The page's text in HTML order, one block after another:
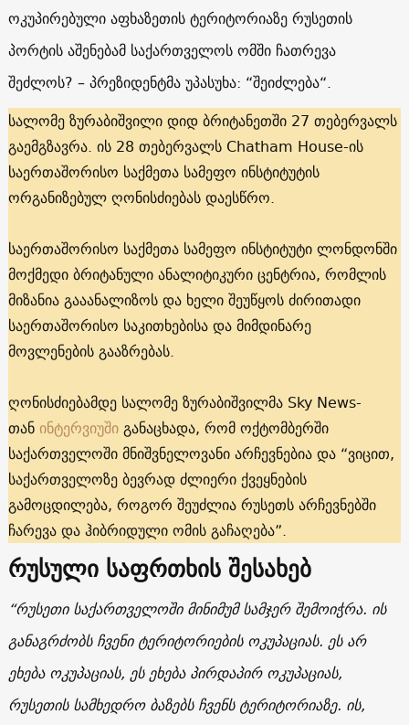
ოკუპირებული აფხაზეთის ტერიტორიაზე რუსეთის
პორტის აშენებამ საქართველოს ომში ჩათრევა
შეძლოს? – პრეზიდენტმა უპასუხა: “შეიძლება“.
სალომე ზურაბიშვილი დიდ ბრიტანეთში 27 თებერვალს
გაემგზავრა. ის 28 თებერვალს Chatham House-ის
საერთაშორისო საქმეთა სამეფო ინსტიტუტის
ორგანიზებულ ღონისძიებას დაესწრო.
საერთაშორისო საქმეთა სამეფო ინსტიტუტი ლონდონში
მოქმედი ბრიტანული ანალიტიკური ცენტრია, რომლის
მიზანია გააანალიზოს და ხელი შეუწყოს ძირითადი
საერთაშორისო საკითხებისა და მიმდინარე
მოვლენების გააზრებას.
ღონისძიებამდე სალომე ზურაბიშვილმა Sky News-
თან ინტერვიუშიგანაცხადა, რომ ოქტომბერში
საქართველოში მნიშვნელოვანი არჩევნებია და “ვიცით,
საქართველოზე ბევრად ძლიერი ქვეყნების
გამოცდილება, როგორ შეუძლია რუსეთს არჩევნებში
ჩარევა და ჰიბრიდული ომის გაჩაღება”.
რუსული საფრთხის შესახებ
“რუსეთი საქართველოში მინიმუმ სამჯერ შემოიჭრა. ის
განაგრძობს ჩვენი ტერიტორიების ოკუპაციას. ეს არ
ეხება ოკუპაციას, ეს ეხება პირდაპირ ოკუპაციას,
რუსეთის სამხედრო ბაზებს ჩვენს ტერიტორიაზე. ის,